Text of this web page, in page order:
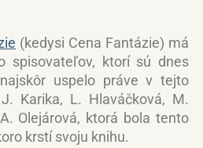
(kedysi Cena Fantázie) má
spisovateľov, ktorí sú dnes
uspelo práve v tejto
Karika, L. Hlaváčková, M.
Olejárová, ktorá bola tento
krstí svoju knihu.